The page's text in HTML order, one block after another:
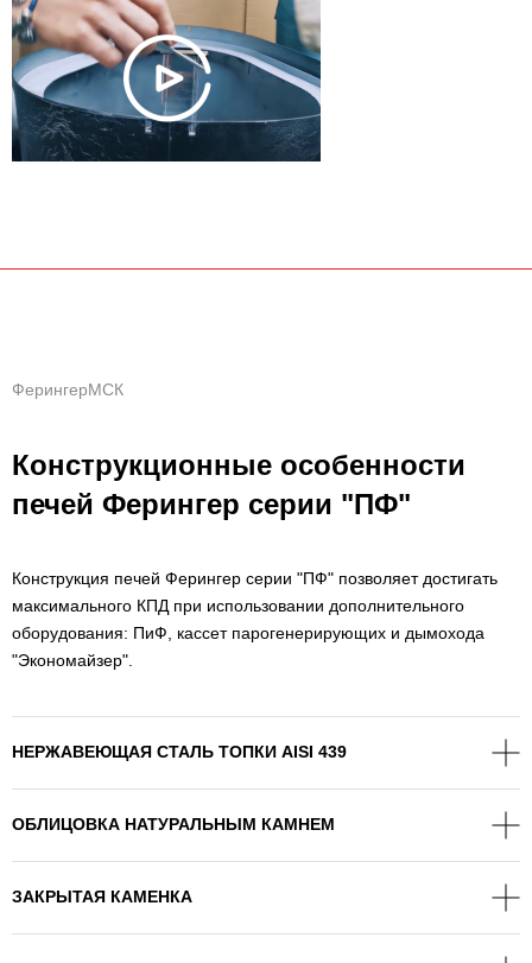
ФерингерМСК
Конструкционные особенности
печей Ферингер серии "ПФ"
Конструкция печей Ферингер серии "ПФ" позволяет достигать
максимального КПД при использовании дополнительного
оборудования: ПиФ, кассет парогенерирующих и дымохода
"Экономайзер".
НЕРЖАВЕЮЩАЯ СТАЛЬ ТОПКИ AISI 439
ОБЛИЦОВКА НАТУРАЛЬНЫМ КАМНЕМ
ЗАКРЫТАЯ КАМЕНКА